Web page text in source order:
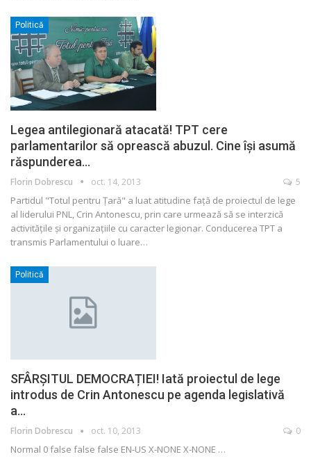
Politică
Legea antilegionară atacată! TPT cere
parlamentarilor să oprească abuzul. Cine îşi asumă
răspunderea…
Florin Dobrescu oct. 14, 2013 5
Partidul "Totul pentru Ţară" a luat atitudine faţă de proiectul de lege
al liderului PNL, Crin Antonescu, prin care urmează să se interzică
activităţile şi organizaţiile cu caracter legionar. Conducerea TPT a
transmis Parlamentului o luare…
Politică
SFÂRȘITUL DEMOCRAȚIEI! Iată proiectul de lege
introdus de Crin Antonescu pe agenda legislativă
a…
Florin Dobrescu oct. 10, 2013 0
Normal 0 false false false EN-US X-NONE X-NONE …